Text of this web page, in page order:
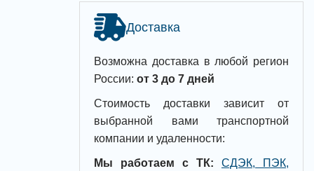
Доставка
Возможна доставка в любой регион
России: от 3 до 7 дней
Стоимость доставки зависит от
выбранной вами транспортной
компании и удаленности:
Мы работаем с ТК:
СДЭК, ПЭК,